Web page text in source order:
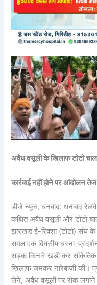
अवैध वसूली के खिलाफ टोटो
कार्रवाई नहीं होने पर आंदोलन
डीजे न्यूज, धनबाद: धनबाद
कथित अवैध वसूली और टोटो
झारखंड ई-रिक्शा (टोटो) संघ
समक्ष एक दिवसीय धरना-
सड़क किनारे खड़ी कर
खिलाफ जमकर नारेबाजी की।
लेने, अवैध वसूली पर रोक लगाने